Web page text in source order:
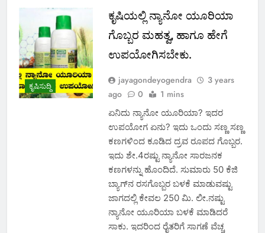
ಕೃಷಿಸುದ್ದಿ
ಕೃಷಿಯಲ್ಲಿ ನ್ಯಾನೋ ಯೂರಿಯಾ
ಗೊಬ್ಬರ ಮಹತ್ವ, ಹಾಗೂ ಹೇಗೆ
ಉಪಯೋಗಿಸಬೇಕು.
jayagondeyogendra
3 years
ago
0 1 mins
ಏನಿದು ನ್ಯಾನೋ ಯೂರಿಯಾ? ಇದರ
ಉಪಯೋಗ ಏನು? ಇದು ಒಂದು ಸಣ್ಣ ಸಣ್ಣ
ಕಣಗಳಿಂದ ಕೂಡಿದ ದ್ರವ ರೂಪದ ಗೊಬ್ಬರ.
ಇದು ಶೇ.4ರಷ್ಟು ನ್ಯಾನೋ ಸಾರಜನಕ
ಕಣಗಳನ್ನು ಹೊಂದಿದೆ. ಸುಮಾರು 50 ಕೆಜಿ
ಬ್ಯಾಗ್‍ನ ರಸಗೊಬ್ಬರ ಬಳಕೆ ಮಾಡುವಷ್ಟು
ಜಾಗದಲ್ಲಿ ಕೇವಲ 250 ಮಿ. ಲೀ.ನಷ್ಟು
ನ್ಯಾನೋ ಯೂರಿಯಾ ಬಳಕೆ ಮಾಡಿದರೆ
ಸಾಕು. ಇದರಿಂದ ರೈತರಿಗೆ ಸಾಗಣೆ ವೆಚ್ಚ